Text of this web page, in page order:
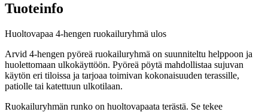
Tuoteinfo
Huoltovapaa 4-hengen ruokailuryhmä ulos
Arvid 4-hengen pyöreä ruokailuryhmä on suunniteltu helppoon ja
huolettomaan ulkokäyttöön. Pyöreä pöytä mahdollistaa sujuvan
käytön eri tiloissa ja tarjoaa toimivan kokonaisuuden terassille,
patiolle tai katettuun ulkotilaan.
Ruokailuryhmän runko on huoltovapaata terästä. Se tekee